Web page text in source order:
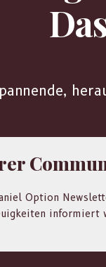
Option
informiert